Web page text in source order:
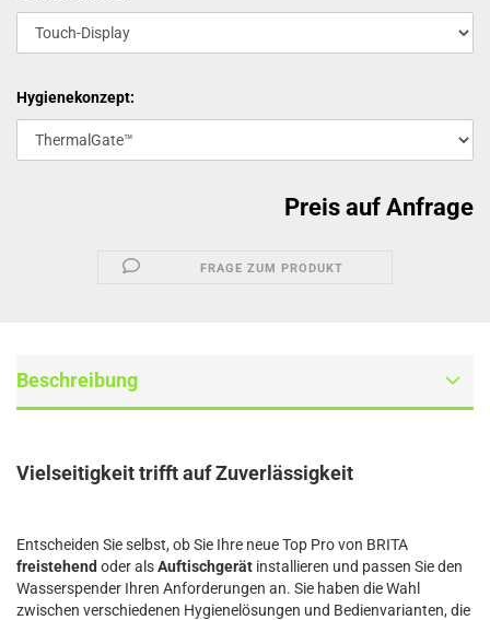
Hygienekonzept:
Preis auf Anfrage
FRAGE ZUM PRODUKT
Beschreibung
Vielseitigkeit trifft auf Zuverlässigkeit
Entscheiden Sie selbst, ob Sie Ihre neue Top Pro von BRITA
freistehend oder alsAuftischgerät installieren und passen Sie den
Wasserspender Ihren Anforderungen an. Sie haben die Wahl
zwischen verschiedenen Hygienelösungen und Bedienvarianten, die